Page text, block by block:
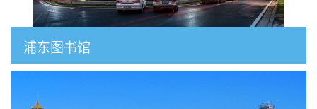
浦东图书馆